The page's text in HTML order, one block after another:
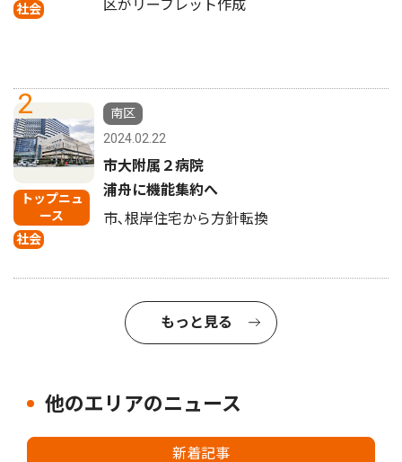
社会 区がリーフレット作成
2
トップニュ
ース
社会
南区
2024.02.22
市大附属２病院
浦舟に機能集約へ
市､根岸住宅から方針転換
もっと見る
他のエリアのニュース
新着記事